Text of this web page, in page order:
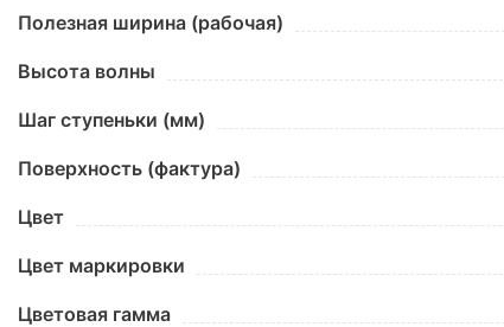
Полезная ширина (рабочая)
Высота волны
Шаг ступеньки (мм)
Поверхность (фактура)
Цвет
Цвет маркировки
Цветовая гамма